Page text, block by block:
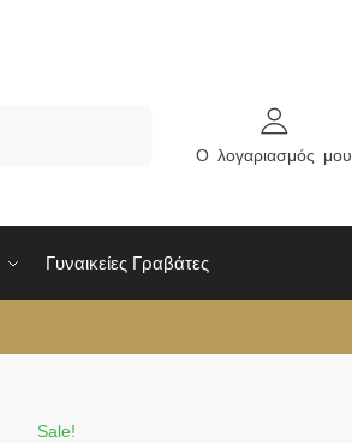
Ο λογαριασμός μου
Γυναικείες Γραβάτες
Sale!